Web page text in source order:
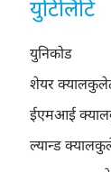
युटिलिटि
युनिकोड
शेयर
ईएमआई
ल्यान्ड